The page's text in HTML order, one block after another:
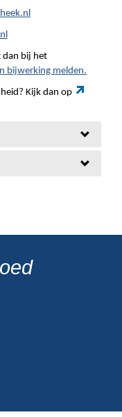
dan bij het
bijwerking melden.
Kijk dan op